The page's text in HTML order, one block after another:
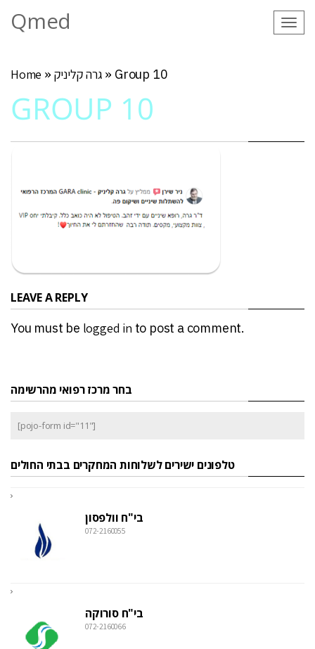
Qmed
Home » גרה קליניק » Group 10
GROUP 10
LEAVE A REPLY
You must be logged in to post a comment.
בחר מרכז רפואי מהרשימה
[pojo-form id="11"]
טלפונים ישירים לשלוחות המחקרים בבתי החולים
בי"ח וולפסון
072-2160055
בי"ח סורוקה
072-2160066